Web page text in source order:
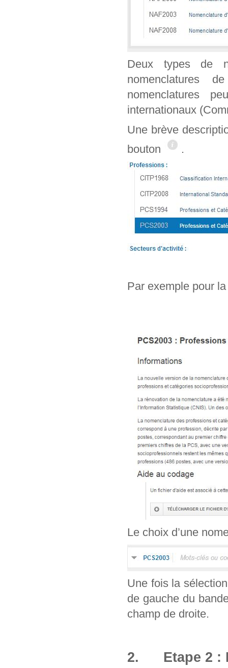
Deux types de
nomenclatures
nomenclatures
internationaux
Une brève
bouton
.
Par exemple pour
Le choix d’une
Une fois la
de gauche du
champ de droite.
2. Etape 2 :